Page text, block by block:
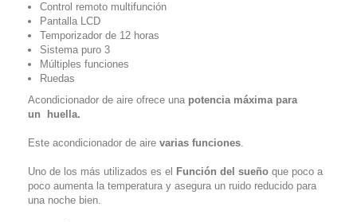
Control remoto multifunción
Pantalla LCD
Temporizador de 12 horas
Sistema puro 3
Múltiples funciones
Ruedas
Acondicionador de aire ofrece una potencia máxima para
un
huella.
Este acondicionador de aire varias funciones.
Uno de los más utilizados es el Función del sueño que poco a
poco aumenta la temperatura y asegura un ruido reducido para
una noche bien.